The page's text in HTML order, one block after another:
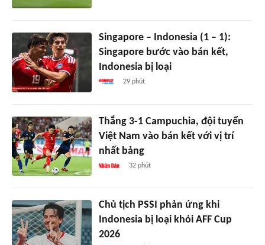
Singapore – Indonesia (1 – 1):
Singapore bước vào bán kết,
Indonesia bị loại
29 phút
Thắng 3-1 Campuchia, đội tuyển
Việt Nam vào bán kết với vị trí
nhất bảng
32 phút
Chủ tịch PSSI phản ứng khi
Indonesia bị loại khỏi AFF Cup
2026